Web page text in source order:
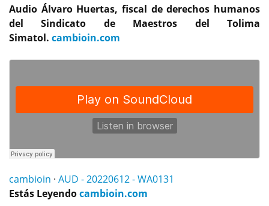
Audio Álvaro Huertas, fiscal de derechos humanos
del Sindicato de Maestros del Tolima
Simatol. cambioin.com
cambioin · AUD - 20220612 - WA0131
Estás Leyendocambioin.com